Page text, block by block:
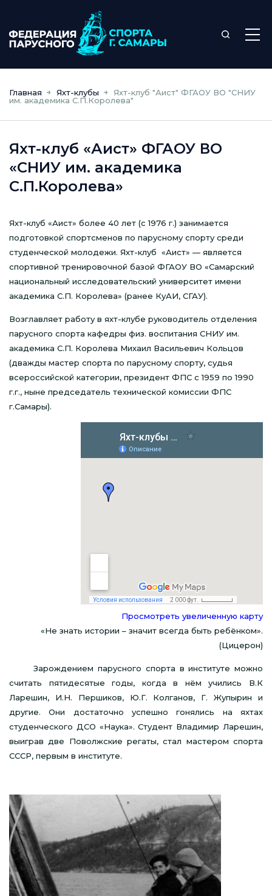
Главная Яхт-клубы
Яхт-клуб "Аист" ФГАОУ ВО "СНИУ
им. академика С.П.Королева"
Яхт-клуб «Аист» ФГАОУ ВО
«СНИУ им. академика
С.П.Королева»
Яхт-клуб «Аист» более 40 лет (с 1976 г.) занимается
подготовкой спортсменов по парусному спорту среди
студенческой молодежи. Яхт-клуб «Аист» — является
спортивной тренировочной базой ФГАОУ ВО «Самарский
национальный исследовательский университет имени
академика С.П. Королева» (ранее КуАИ, СГАУ).
Возглавляет работу в яхт-клубе руководитель отделения
парусного спорта кафедры физ. воспитания СНИУ им.
академика С.П. Королева Михаил Васильевич Кольцов
(дважды мастер спорта по парусному спорту, судья
всероссийской категории, президент ФПС с 1959 по 1990
г.г., ныне председатель технической комиссии ФПС
г.Самары).
Просмотреть увеличенную карту
«Не знать истории – значит всегда быть ребёнком».
(Цицерон)
Зарождением парусного спорта в институте можно
считать пятидесятые годы, когда в нём учились В.К
Ларешин, И.Н. Першиков, Ю.Г. Колганов, Г. Жупырин и
другие. Они достаточно успешно гонялись на яхтах
студенческого ДСО «Наука». Студент Владимир Ларешин,
выиграв две Поволжские регаты, стал мастером спорта
СССР, первым в институте.